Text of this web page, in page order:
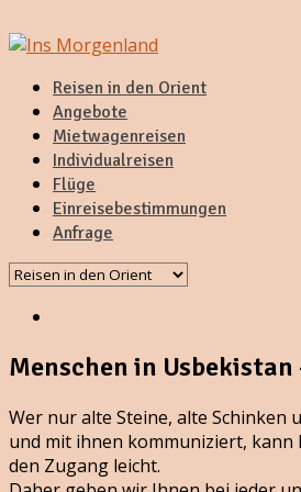
Reisen in den Orient
Angebote
Mietwagenreisen
Individualreisen
Flüge
Einreisebestimmungen
Anfrage
Menschen in
Wer nur alte Steine, alte Schinken
und mit ihnen kommuniziert, kann
den Zugang leicht.